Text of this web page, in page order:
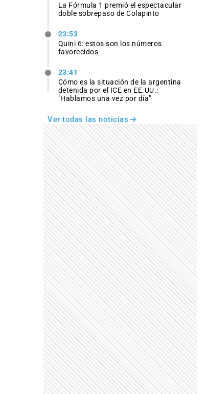
La Fórmula 1 premió el espectacular
doble sobrepaso de Colapinto
23:53
Quini 6: estos son los números
favorecidos
23:41
Cómo es la situación de la argentina
detenida por el ICE en EE.UU.:
"Hablamos una vez por día"
Ver todas las noticias